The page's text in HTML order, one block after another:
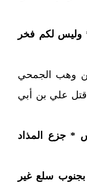
وليس لكم فخر
وهب الجمحي
علي بن أبي
* جزع المذاد
سلع غير